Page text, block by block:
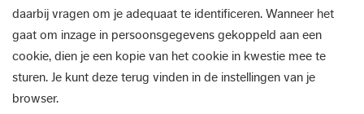
daarbij vragen om je adequaat te identificeren. Wanneer het
gaat om inzage in persoonsgegevens gekoppeld aan een
cookie, dien je een kopie van het cookie in kwestie mee te
sturen. Je kunt deze terug vinden in de instellingen van je
browser.